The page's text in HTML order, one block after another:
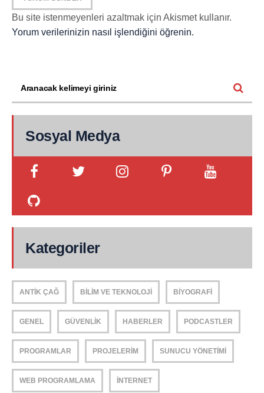
Bu site istenmeyenleri azaltmak için Akismet kullanır.
Yorum verilerinizin nasıl işlendiğini öğrenin.
Sosyal Medya
Kategoriler
ANTIK ÇAĞ BILIM VE TEKNOLOJI BIYOGRAFI
GENEL GÜVENLIK HABERLER PODCASTLER
PROGRAMLAR PROJELERIM SUNUCU YÖNETIMI
WEB PROGRAMLAMA İNTERNET